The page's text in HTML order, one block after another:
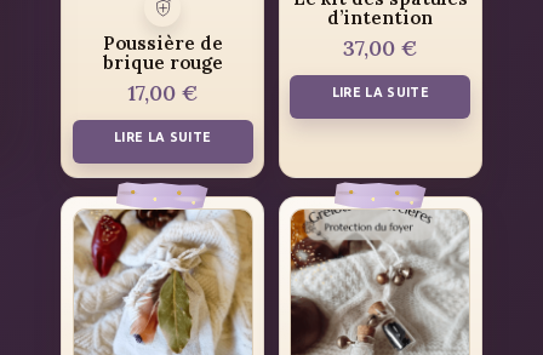
Poussière de
brique rouge
17,00€
LIRE LA SUITE
d’intention
37,00€
LIRE LA SUITE